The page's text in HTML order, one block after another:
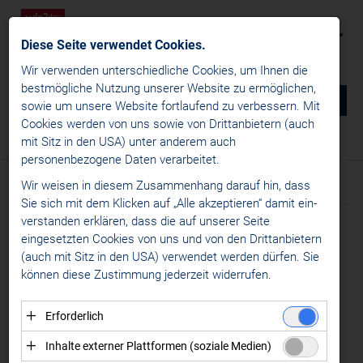
0 DE
NEWS
Logos win2day ICE Hockey League
Logos Alps Hockey League
Ligalogo
Teamlogos
Logos win2day Austrian Women's Hockey League
Logos European Women's Hockey League
Media / Logos Alps Hockey League / Teamlogos
Dateien
Diese Seite verwendet Cookies.
Wir verwenden unterschiedliche Cookies, um Ihnen die
best­mögliche Nutzung unserer Website zu ermöglichen,
sowie um unsere Website fortlaufend zu verbessern. Mit
Cookies werden von uns sowie von Drittanbietern (auch
mit Sitz in den USA) unter anderem auch
personenbezogene Daten verarbeitet.
Wir weisen in diesem Zusammenhang darauf hin, dass
Sie sich mit dem Klicken auf „Alle akzeptieren“ damit ein­
ver­standen erklären, dass die auf unserer Seite
eingesetzten Cookies von uns und von den Drittanbietern
(auch mit Sitz in den USA) verwendet werden dürfen. Sie
können diese Zustimmung jederzeit widerrufen.
Erforderlich
Essenzielle Cookies ermöglichen grundlegende
Funktionen und sind für die einwandfreie Funktion der
Inhalte externer Plattformen (soziale Medien)